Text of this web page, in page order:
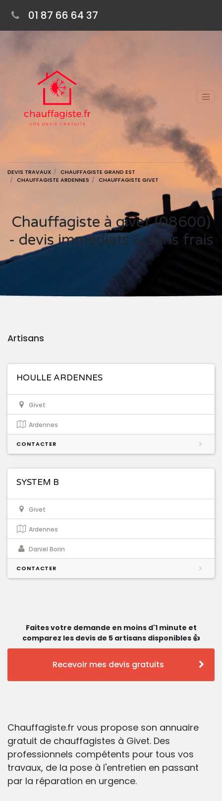
01 87 66 64 37
DEVIS TRAVAUX
CHAUFFAGISTE GRAND EST
CHAUFFAGISTE ARDENNES
CHAUFFAGISTE GIVET
Chauffagiste à givet (08600)
- devis immédiats & sans frais
Artisans
HOULLE ARDENNES
Givet
Ardennes
CONTACTER
SYSTEM B
Givet
Ardennes
Daniel Borin
CONTACTER
Faites votre demande en moins d'1 minute et
comparez les devis de 5 artisans disponibles 👍
Recevoir mes devis gratuits
Chauffagiste.fr vous propose son annuaire
gratuit de chauffagistes à Givet. Des
professionnels compétents pour tous vos
travaux, de la pose à l'entretien en passant
par la réparation en urgence.